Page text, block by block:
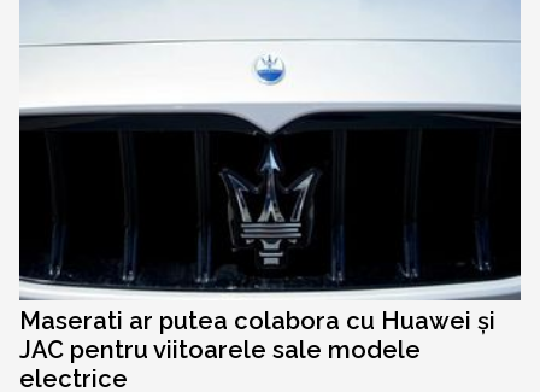
Maserati ar putea colabora cu Huawei și
JAC pentru viitoarele sale modele
electrice